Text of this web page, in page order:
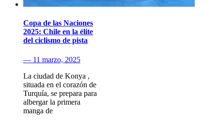
Copa de las Naciones
2025: Chile en la élite
del ciclismo de pista
— 11 marzo, 2025
La ciudad de Konya ,
situada en el corazón de
Turquía, se prepara para
albergar la primera
manga de